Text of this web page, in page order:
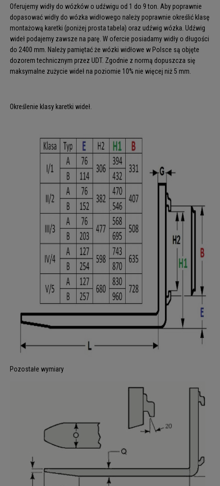
Oferujemy widły do wózków o udźwigu od 1 do 9 ton. Aby poprawnie
dopasować widły do wózka widłowego należy poprawnie określić klasę
montażową karetki (poniżej prosta tabela) oraz udźwig wózka. Udźwig
wideł podajemy zawsze na parę. W ofercie posiadamy widły o długości
do 2400 mm. Należy pamiętać że wózki widłowe w Polsce są objęte
dozorem technicznym przez UDT. Zgodnie z normą dopuszcza się
maksymalne zużycie wideł na poziomie 10% nie więcej niż 5 mm.
Określenie klasy karetki wideł.
Pozostałe wymiary